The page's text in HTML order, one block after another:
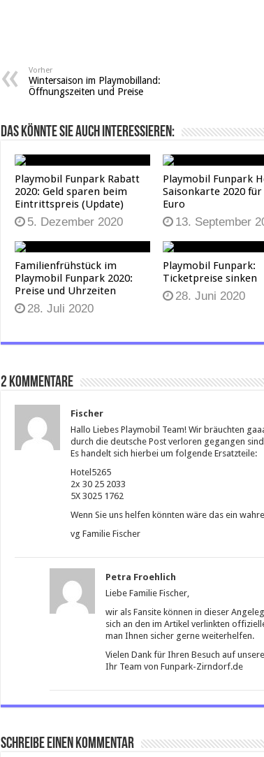
Vorher
Wintersaison im Playmobilland:
Öffnungszeiten und Preise
Das könnte Sie auch interessieren:
Playmobil Funpark Rabatt
2020: Geld sparen beim
Eintrittspreis (Update)
5. Dezember 2020
Playmobil Funpark
Saisonkarte 2020
Euro
13. September
Familienfrühstück im
Playmobil Funpark 2020:
Preise und Uhrzeiten
28. Juli 2020
Playmobil Funpark:
Ticketpreise sinken
28. Juni 2020
2 Kommentare
Fischer
Hallo Liebes Playmobil Team! Wir bräuchten
durch die deutsche Post verloren gegangen
Es handelt sich hierbei um folgende Ersatzteile:
Hotel5265
2x 30 25 2033
5X 3025 1762
Wenn Sie uns helfen könnten wäre das ein
vg Familie Fischer
Petra Froehlich
Liebe Familie Fischer,
wir als Fansite können in dieser
sich an den im Artikel verlinkten
man Ihnen sicher gerne weiterhelfen.
Vielen Dank für Ihren Besuch auf
Ihr Team von Funpark-Zirndorf.de
Schreibe einen Kommentar